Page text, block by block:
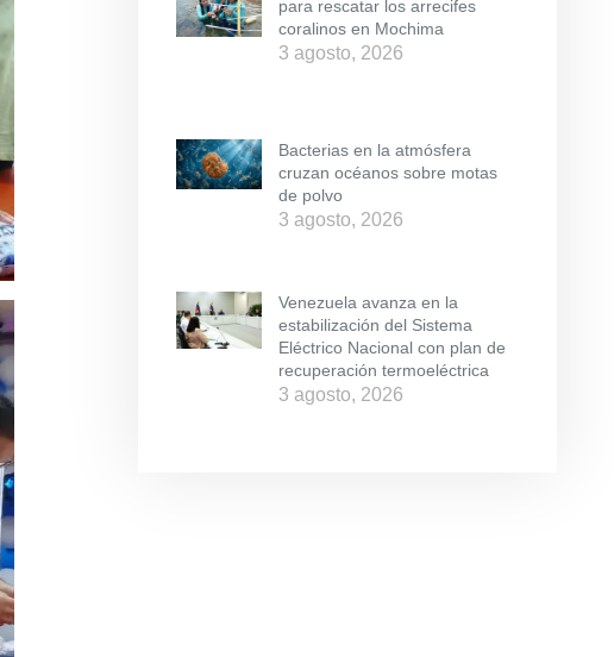
para rescatar los arrecifes
coralinos en Mochima
3 agosto, 2026
Bacterias en la atmósfera
cruzan océanos sobre motas
de polvo
3 agosto, 2026
Venezuela avanza en la
estabilización del Sistema
Eléctrico Nacional con plan de
recuperación termoeléctrica
3 agosto, 2026